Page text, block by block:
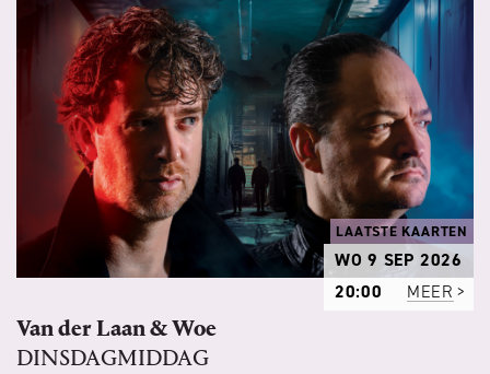
LAATSTE KAARTEN
WO 9 SEP 2026
20:00
MEER
Van der Laan & Woe
DINSDAGMIDDAG